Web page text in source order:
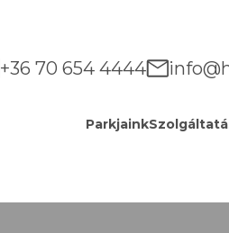
+36 70 654 4444
Parkjaink